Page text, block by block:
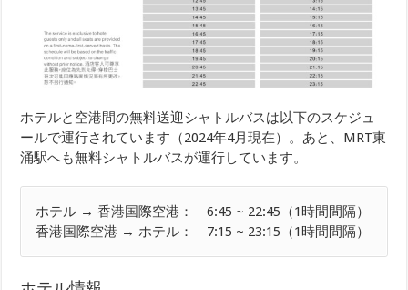
ホテルと空港間の無料送迎シャトルバスは以下のスケジュ
ールで運行されています（2024年4月現在）。あと、MRT東
涌駅へも無料シャトルバスが運行しています。
ホテル → 香港国際空港： 6:45 ~ 22:45（1時間間隔）
香港国際空港 → ホテル： 7:15 ~ 23:15（1時間間隔）